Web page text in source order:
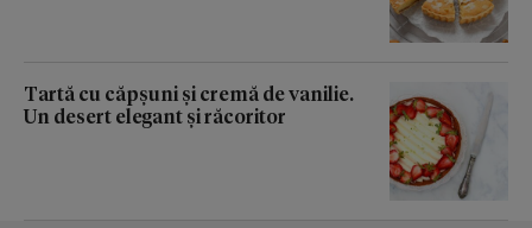
Tartă cu căpșuni și cremă de vanilie.
Un desert elegant și răcoritor